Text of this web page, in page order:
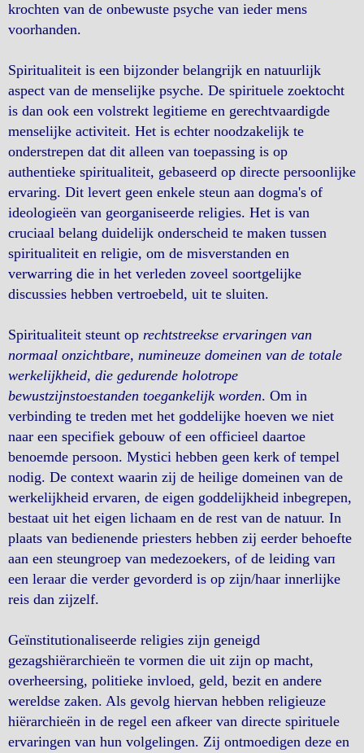
krochten van de onbewuste psyche van ieder mens
voorhanden.
Spiritualiteit is een bijzonder belangrijk en natuurlijk
aspect van de menselijke psyche. De spirituele zoektocht
is dan ook een volstrekt legitieme en gerechtvaardigde
menselijke activiteit. Het is echter noodzakelijk te
onderstrepen dat dit alleen van toepassing is op
authentieke spiritualiteit, gebaseerd op directe persoonlijke
ervaring. Dit levert geen enkele steun aan dogma's of
ideologieën van georganiseerde religies. Het is van
cruciaal belang duidelijk onderscheid te maken tussen
spiritualiteit en religie, om de misverstanden en
verwarring die in het verleden zoveel soortgelijke
discussies hebben vertroebeld, uit te sluiten.
Spiritualiteit steunt op rechtstreekse ervaringen van
normaal onzichtbare, numineuze domeinen van de totale
werkelijkheid, die gedurende holotrope
bewustzijnstoestanden toegankelijk worden. Om in
verbinding te treden met het goddelijke hoeven we niet
naar een specifiek gebouw of een officieel daartoe
benoemde persoon. Mystici hebben geen kerk of tempel
nodig. De context waarin zij de heilige domeinen van de
werkelijkheid ervaren, de eigen goddelijkheid inbegrepen,
bestaat uit het eigen lichaam en de rest van de natuur. In
plaats van bedienende priesters hebben zij eerder behoefte
aan een steungroep van medezoekers, of de leiding vaп
een leraar die verder gevorderd is op zijn/haar innerlijke
reis dan zijzelf.
Geïnstitutionaliseerde religies zijn geneigd
gezagshiërarchieën te vormen die uit zijn op macht,
overheersing, politieke invloed, geld, bezit en andere
wereldse zaken. Als gevolg hiervan hebben religieuze
hiërarchieën in de regel een afkeer van directe spirituele
ervaringen van hun volgelingen. Zij ontmoedigen deze en